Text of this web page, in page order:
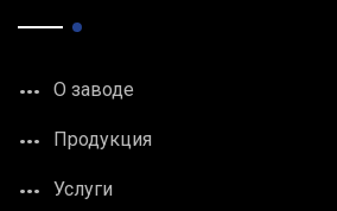
О заводе
Продукция
Услуги